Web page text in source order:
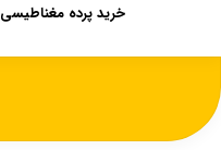
خرید پرده مغناطیسی